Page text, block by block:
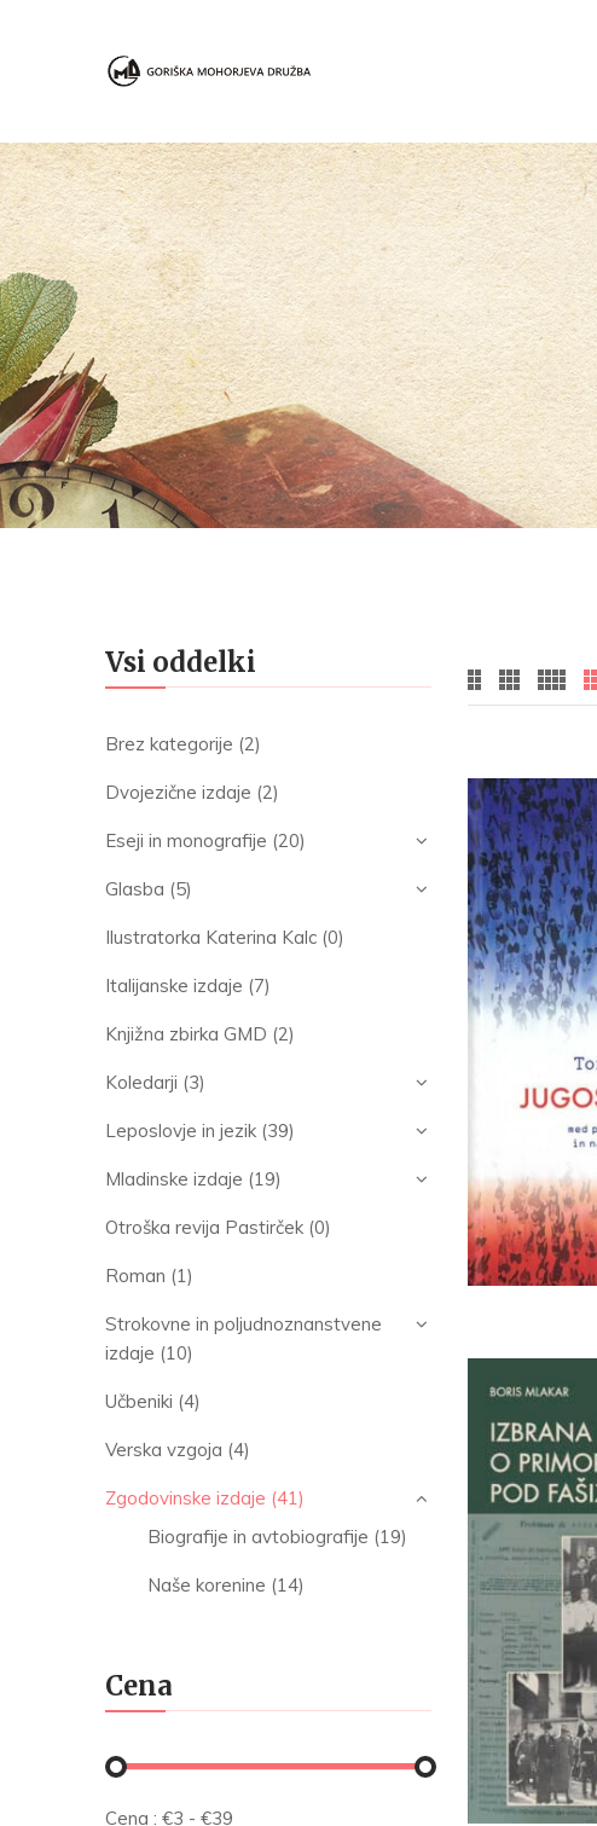
Vsi oddelki
Brez kategorije (2)
Dvojezične izdaje (2)
Eseji in monografije (20)
Glasba (5)
Ilustratorka Katerina Kalc (0)
Italijanske izdaje (7)
Knjižna zbirka GMD (2)
Koledarji (3)
Leposlovje in jezik (39)
Mladinske izdaje (19)
Otroška revija Pastirček (0)
Roman (1)
Strokovne in poljudnoznanstvene
izdaje (10)
Učbeniki (4)
Verska vzgoja (4)
Zgodovinske izdaje (41)
Biografije in avtobiografije (19)
Naše korenine (14)
Cena
Cena : €3 - €39